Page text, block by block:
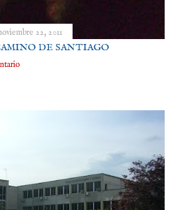
22, 2011
DE SANTIAGO